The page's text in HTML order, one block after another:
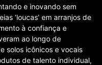
e inovando sem
‘loucas’ em arranjos de
à confiança e
ao longo de
solos icônicos e vocais
de talento individual,